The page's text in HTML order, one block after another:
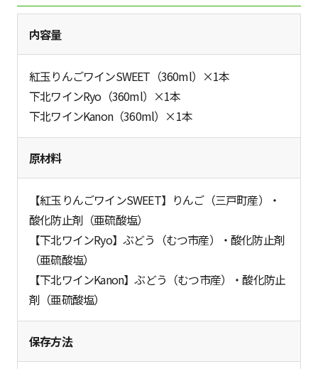
内容量
紅玉りんごワインSWEET（360ml）×1本
下北ワインRyo（360ml）×1本
下北ワインKanon（360ml）×1本
原材料
【紅玉りんごワインSWEET】りんご（三戸町産）・
酸化防止剤（亜硫酸塩）
【下北ワインRyo】ぶどう（むつ市産）・酸化防止剤
（亜硫酸塩）
【下北ワインKanon】ぶどう（むつ市産）・酸化防止
剤（亜硫酸塩）
保存方法